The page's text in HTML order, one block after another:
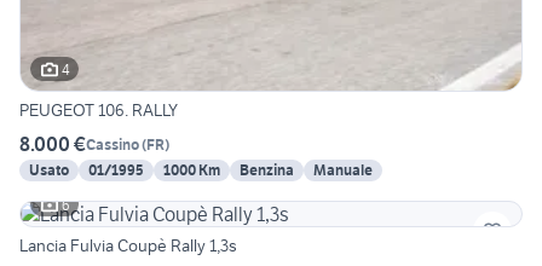
4
PEUGEOT 106. RALLY
8.000 €Cassino(FR)
Usato
01/1995 1000 Km Benzina
Manuale
6
Lancia Fulvia Coupè Rally 1,3s